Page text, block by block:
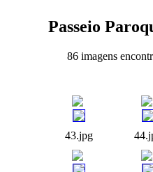
Passeio
86 imagens
43.jpg